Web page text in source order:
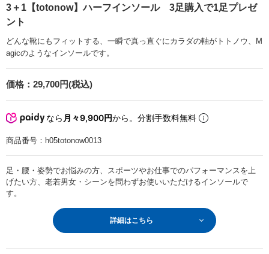
3＋1【totonow】ハーフインソール 3足購入で1足プレゼ
ント
どんな靴にもフィットする、一瞬で真っ直ぐにカラダの軸がトトノウ、M
agicのようなインソールです。
価格： 29,700円(税込)
なら 月々9,900円から。分割手数料無料
商品番号： h05totonow0013
足・腰・姿勢でお悩みの方、スポーツやお仕事でのパフォーマンスを上
げたい方、老若男女・シーンを問わずお使いいただけるインソールで
す。
詳細はこちら